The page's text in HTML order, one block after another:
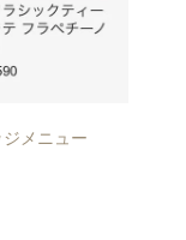
メニュー